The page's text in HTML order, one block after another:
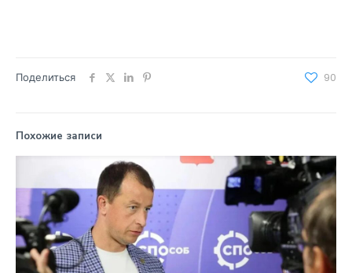
Поделиться 90
Похожие записи